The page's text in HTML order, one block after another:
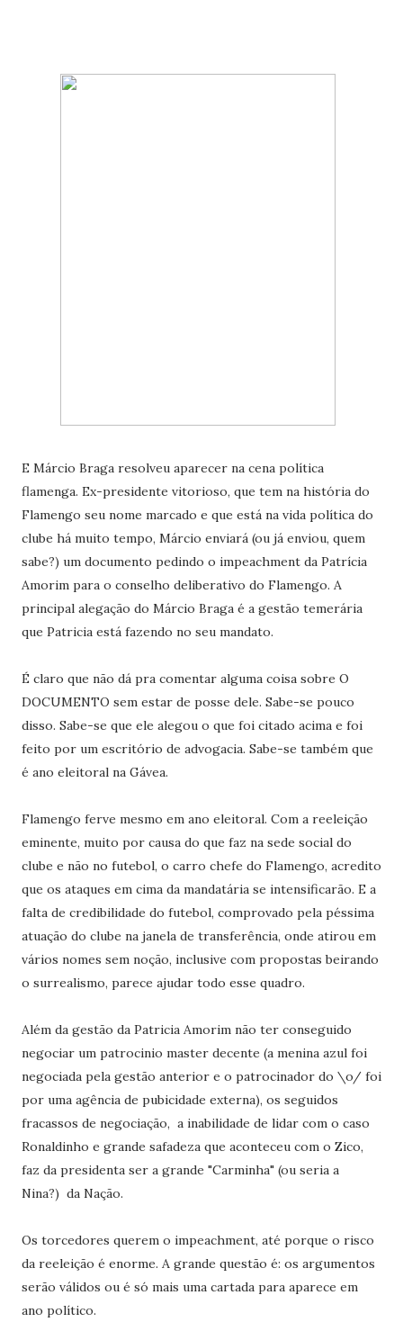
E Márcio Braga resolveu aparecer na cena política
flamenga. Ex-presidente vitorioso, que tem na história do
Flamengo seu nome marcado e que está na vida política do
clube há muito tempo, Márcio enviará (ou já enviou, quem
sabe?) um documento pedindo o impeachment da Patrícia
Amorim para o conselho deliberativo do Flamengo. A
principal alegação do Márcio Braga é a gestão temerária
que Patricia está fazendo no seu mandato.
É claro que não dá pra comentar alguma coisa sobre O
DOCUMENTO sem estar de posse dele. Sabe-se pouco
disso. Sabe-se que ele alegou o que foi citado acima e foi
feito por um escritório de advogacia. Sabe-se também que
é ano eleitoral na Gávea.
Flamengo ferve mesmo em ano eleitoral. Com a reeleição
eminente, muito por causa do que faz na sede social do
clube e não no futebol, o carro chefe do Flamengo, acredito
que os ataques em cima da mandatária se intensificarão. E a
falta de credibilidade do futebol, comprovado pela péssima
atuação do clube na janela de transferência, onde atirou em
vários nomes sem noção, inclusive com propostas beirando
o surrealismo, parece ajudar todo esse quadro.
Além da gestão da Patricia Amorim não ter conseguido
negociar um patrocinio master decente (a menina azul foi
negociada pela gestão anterior e o patrocinador do \o/ foi
por uma agência de pubicidade externa), os seguidos
fracassos de negociação, a inabilidade de lidar com o caso
Ronaldinho e grande safadeza que aconteceu com o Zico,
faz da presidenta ser a grande "Carminha" (ou seria a
Nina?) da Nação.
Os torcedores querem o impeachment, até porque o risco
da reeleição é enorme. A grande questão é: os argumentos
serão válidos ou é só mais uma cartada para aparece em
ano político.